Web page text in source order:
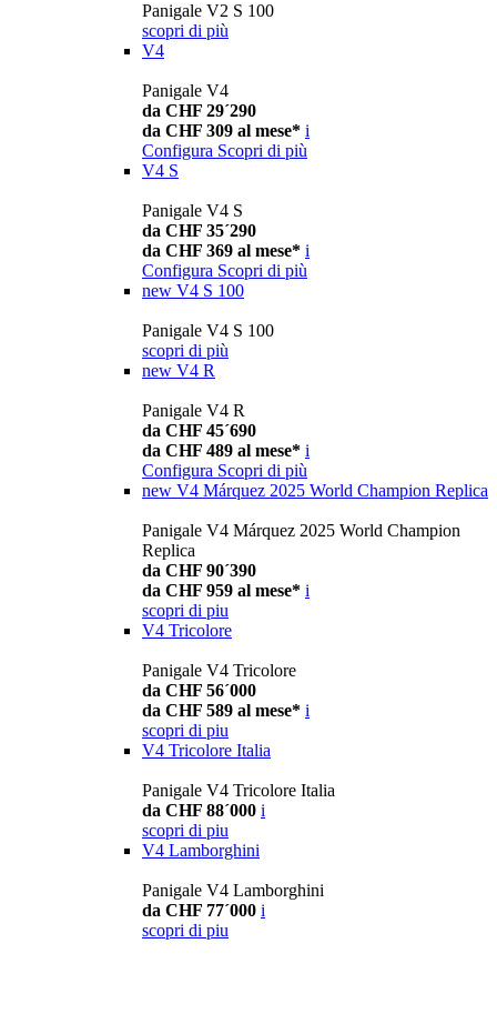
Panigale V2 S 100
scopri di più
V4
Panigale V4
da CHF 29´290
da CHF 309 al mese* i
Configura Scopri di più
V4 S
Panigale V4 S
da CHF 35´290
da CHF 369 al mese* i
Configura Scopri di più
new V4 S 100
Panigale V4 S 100
scopri di più
new V4 R
Panigale V4 R
da CHF 45´690
da CHF 489 al mese* i
Configura Scopri di più
new V4 Márquez 2025 World Champion Replica
Panigale V4 Márquez 2025 World Champion
Replica
da CHF 90´390
da CHF 959 al mese* i
scopri di piu
V4 Tricolore
Panigale V4 Tricolore
da CHF 56´000
da CHF 589 al mese* i
scopri di piu
V4 Tricolore Italia
Panigale V4 Tricolore Italia
da CHF 88´000 i
scopri di piu
V4 Lamborghini
Panigale V4 Lamborghini
da CHF 77´000 i
scopri di piu